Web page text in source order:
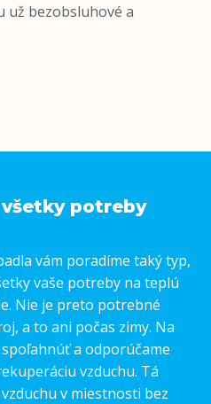
už bezobsluhové a
potreby
vám poradíme taký typ,
vaše potreby na teplú
Nie je preto potrebné
a to ani počas zimy. Na
a odporúčame
vzduchu. Tá
v miestnosti bez